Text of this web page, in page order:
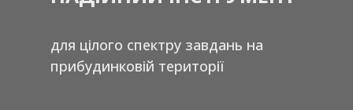
для цілого спектру завдань на
прибудинковій території